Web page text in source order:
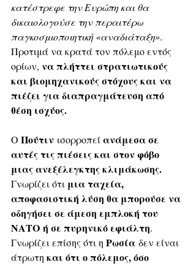
κατέστρεφε την Ευρώπη και θα
δικαιολογούσε την περαιτέρω
παγκοσμιοποιητική «αναδιάταξη».
Προτιμά να κρατά τον πόλεμο εντός
ορίων, να πλήττει στρατιωτικούς
και βιομηχανικούς στόχους και να
πιέζει για διαπραγμάτευση από
θέση ισχύος.
Ο Πούτιν ισορροπεί ανάμεσα σε
αυτές τις πιέσεις και στον φόβο
μιας ανεξέλεγκτης κλιμάκωσης.
Γνωρίζει ότι μια ταχεία,
αποφασιστική λύση θα μπορούσε να
οδηγήσει σε άμεση εμπλοκή του
ΝΑΤΟ ή σε πυρηνικό εφιάλτη.
Γνωρίζει επίσης ότι η Ρωσία δεν είναι
άτρωτη και ότι ο πόλεμος, όσο